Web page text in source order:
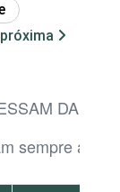
próxima
sempre ao